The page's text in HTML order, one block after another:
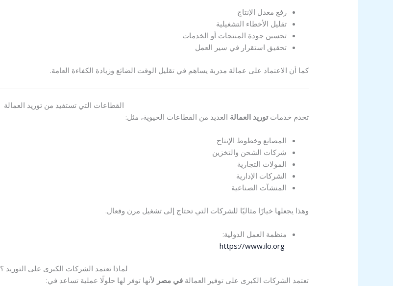
رفع معدل الإنتاج
تقليل الأخطاء التشغيلية
تحسين جودة المنتجات أو الخدمات
تحقيق استقرار في سير العمل
كما أن الاعتماد على عمالة مدربة يساهم في تقليل الوقت الضائع وزيادة الكفاءة العامة.
القطاعات التي تستفيد من توريد العمالة
تخدم خدماتتوريد العمالة العديد من القطاعات الحيوية، مثل:
المصانع وخطوط الإنتاج
شركات الشحن والتخزين
المولات التجارية
الشركات الإدارية
المنشآت الصناعية
وهذا يجعلها خيارًا مثاليًا للشركات التي تحتاج إلى تشغيل مرن وفعال.
منظمة العمل الدولية:
https://www.ilo.org
لماذا تعتمد الشركات الكبرى على التوريد ؟
تعتمد الشركات الكبرى على توفير العمالة في مصر لأنها توفر لها حلولًا عملية تساعد في: